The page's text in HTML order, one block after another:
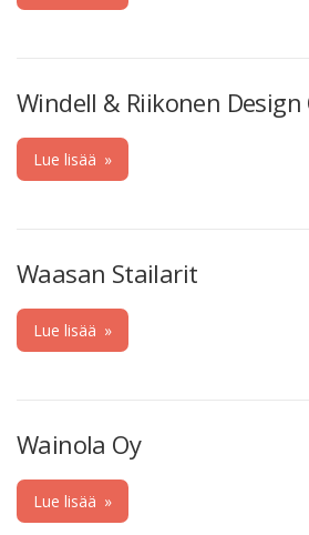
Windell & Riikonen Design
Lue lisää »
Waasan Stailarit
Lue lisää »
Wainola Oy
Lue lisää »